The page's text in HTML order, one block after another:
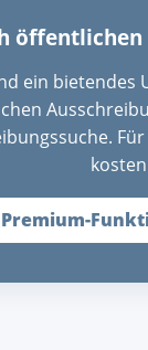
öffentlichen
ein bietendes
Premium-